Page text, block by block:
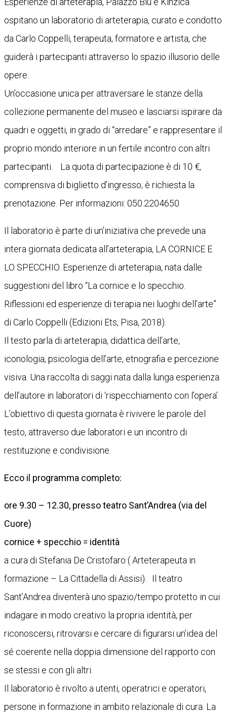
ospitano un laboratorio di arteterapia, curato e condotto
da Carlo Coppelli, terapeuta, formatore e artista, che
guiderà i partecipanti attraverso lo spazio illusorio delle
opere.
Un’occasione unica per attraversare le stanze della
collezione permanente del museo e lasciarsi ispirare da
quadri e oggetti, in grado di “arredare” e rappresentare il
proprio mondo interiore in un fertile incontro con altri
partecipanti. La quota di partecipazione è di 10 €,
comprensiva di biglietto d’ingresso; è richiesta la
prenotazione. Per informazioni: 050.2204650
Il laboratorio è parte di un’iniziativa che prevede una
intera giornata dedicata all’arteterapia, LA CORNICE E
LO SPECCHIO. Esperienze di arteterapia, nata dalle
suggestioni del libro “La cornice e lo specchio.
Riflessioni ed esperienze di terapia nei luoghi dell’arte”
di Carlo Coppelli (Edizioni Ets, Pisa, 2018).
Il testo parla di arteterapia, didattica dell’arte,
iconologia, psicologia dell’arte, etnografia e percezione
visiva. Una raccolta di saggi nata dalla lunga esperienza
dell’autore in laboratori di ‘rispecchiamento con l’opera’.
L’obiettivo di questa giornata è rivivere le parole del
testo, attraverso due laboratori e un incontro di
restituzione e condivisione.
Ecco il programma completo:
ore 9.30 – 12.30, presso teatro Sant’Andrea (via del
Cuore)
cornice + specchio = identità
a cura di Stefania De Cristofaro ( Arteterapeuta in
formazione – La Cittadella di Assisi). Il teatro
Sant’Andrea diventerà uno spazio/tempo protetto in cui
indagare in modo creativo la propria identità, per
riconoscersi, ritrovarsi e cercare di figurarsi un’idea del
sé coerente nella doppia dimensione del rapporto con
se stessi e con gli altri.
Il laboratorio è rivolto a utenti, operatrici e operatori,
persone in formazione in ambito relazionale di cura. La